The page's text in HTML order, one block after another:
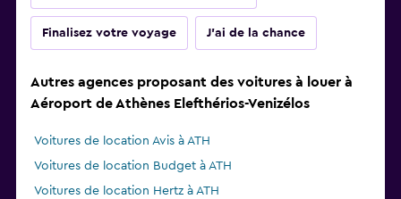
Finalisez votre voyage J'ai de la chance
Autres agences proposant des voitures à louer à
Aéroport de Athènes Elefthérios-Venizélos
Voitures de location Avis à ATH
Voitures de location Budget à ATH
Voitures de location Hertz à ATH